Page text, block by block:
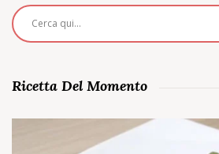
Ricetta Del Momento